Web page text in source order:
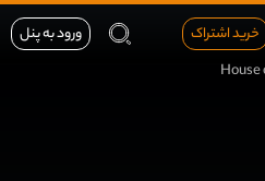
خرید اشتراک ورود به پنل